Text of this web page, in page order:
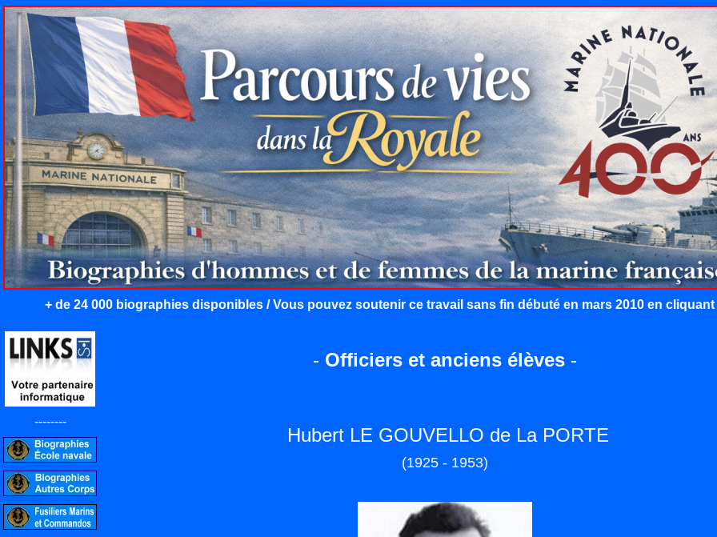
+ de 24 000 biographies disponibles / Vous pouvez soutenir ce travail sans fin débuté en mars 2010 en cliquant
--------
- Officiers et anciens élèves -
Hubert LE GOUVELLO de La PORTE
(1925 - 1953)